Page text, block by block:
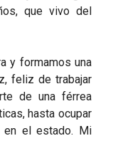
que vivo del
y formamos una
feliz de trabajar
de una férrea
hasta ocupar
en el estado. Mi